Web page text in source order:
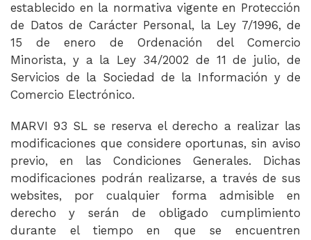
establecido en la normativa vigente en Protección
de Datos de Carácter Personal, la Ley 7/1996, de
15 de enero de Ordenación del Comercio
Minorista, y a la Ley 34/2002 de 11 de julio, de
Servicios de la Sociedad de la Información y de
Comercio Electrónico.
MARVI 93 SL se reserva el derecho a realizar las
modificaciones que considere oportunas, sin aviso
previo, en las Condiciones Generales. Dichas
modificaciones podrán realizarse, a través de sus
websites, por cualquier forma admisible en
derecho y serán de obligado cumplimiento
durante el tiempo en que se encuentren